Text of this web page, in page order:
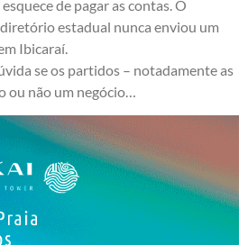
de pagar as contas. O
estadual nunca enviou um
Ibicaraí.
se os partidos – notadamente as
ou não um negócio…